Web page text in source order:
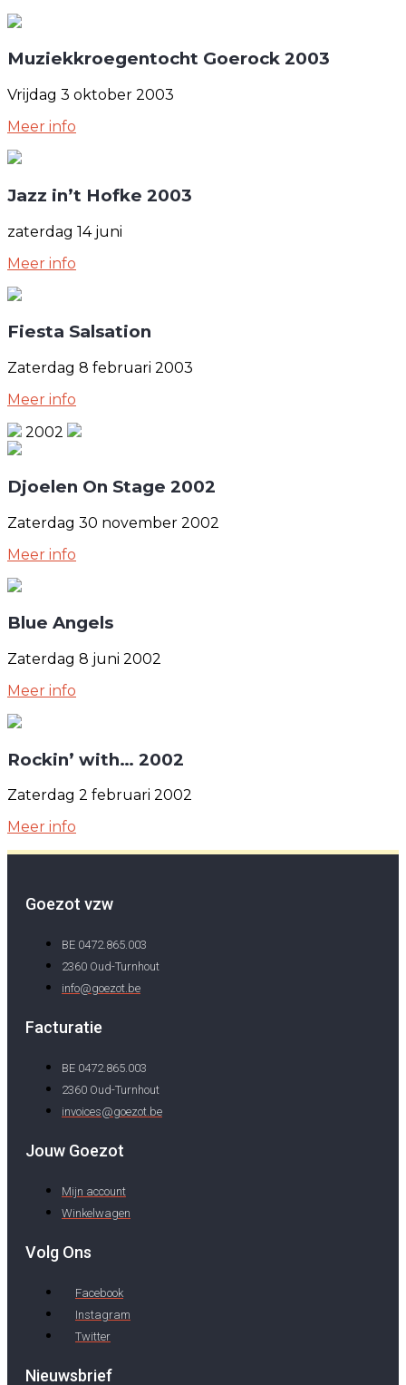
Muziekkroegentocht Goerock 2003
Vrijdag 3 oktober 2003
Meer info
Jazz in’t Hofke 2003
zaterdag 14 juni
Meer info
Fiesta Salsation
Zaterdag 8 februari 2003
Meer info
2002
Djoelen On Stage 2002
Zaterdag 30 november 2002
Meer info
Blue Angels
Zaterdag 8 juni 2002
Meer info
Rockin’ with… 2002
Zaterdag 2 februari 2002
Meer info
Goezot vzw
BE 0472.865.003
2360 Oud-Turnhout
info@goezot.be
Facturatie
BE 0472.865.003
2360 Oud-Turnhout
invoices@goezot.be
Jouw Goezot
Mijn account
Winkelwagen
Volg Ons
Facebook
Instagram
Twitter
Nieuwsbrief